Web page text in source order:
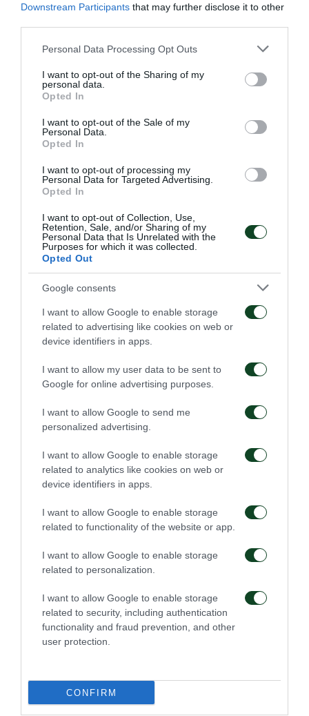
Downstream Participants that may further disclose it to other
Please note that this website/app uses one or more Google
not limited to your visit or usage behaviour. You may click to
grant or deny consent to Google and its third-party tags to
use your data for below specified purposes in below Google
consent section.
Personal Data Processing Opt Outs
I want to opt-out of the Sharing of my
personal data.
Opted In
I want to opt-out of the Sale of my
Personal Data.
Opted In
I want to opt-out of processing my
Personal Data for Targeted Advertising.
Opted In
I want to opt-out of Collection, Use,
Retention, Sale, and/or Sharing of my
Personal Data that Is Unrelated with the
Purposes for which it was collected.
Opted Out
Google consents
I want to allow Google to enable storage
related to advertising like cookies on web or
device identifiers in apps.
I want to allow my user data to be sent to
Google for online advertising purposes.
I want to allow Google to send me
personalized advertising.
I want to allow Google to enable storage
related to analytics like cookies on web or
device identifiers in apps.
I want to allow Google to enable storage
related to functionality of the website or app.
I want to allow Google to enable storage
related to personalization.
I want to allow Google to enable storage
related to security, including authentication
functionality and fraud prevention, and other
user protection.
CONFIRM
διαπιστωθεί παραβίαση των όρων του
παρόντος. Η ακύρωση/ανάκληση/
παρακράτηση της κάρτας διάρκειας της
και την ακύρωση/ανάκληση/παρακράτηση της
αντίστοιχης κάρτας στάθμευσης.
Ο χώρος παρέχεται ΜΟΝΟ για στάθμευση του
οχήματος του κάτοχου και όχι ΓΙΑ ΦΥΛΑΞΗ. Η
Π.Α.Ε. ΠΑΝΑΘΗΝΑΪΚΟΣ ουδεμία απολύτως
ευθύνη αστική η ποινική υπέχει για οποιαδήποτε
από οποιοδήποτε πρόσωπο, είτε από φυσικά
αίτια. Ενδεικτικά, και όχι περιοριστικά,
αναφέρονται οι ακόλουθες περιπτώσεις:
βανδαλισμός, ζημίες, σωματικές βλάβες,
απώλεια αντικείμενων.
Η Π.Α.Ε. ΠΑΝΑΘΗΝΑΪΚΟΣ διατηρεί το δικαίωμα
να επιφέρει αλλαγές στην οριοθέτηση των
χώρων στάθμευσης. Κανένα δικαίωμα
αποζημίωσης δεν παρέχεται στον κάτοχο
κάρτας στάθμευσης αν αποφασιστεί ο
στάθμευσης με
α. οποιοδήποτε νόμο διάταγμα υπουργική απόφαση
κανονιστική πράξη,
γ. Απόφαση της Διοικήσεως της Π.Α.Ε.
ΠΑΝΑΘΗΝΑΪΚΟΣ.
Σε περίπτωση αλλαγής της έδρας της Π.Α.Ε.
ΠΑΝΑΘΗΝΑΪΚΟΣ για έναν ή περισσότερους
περίοδο 2025 -2026 για οιονδήποτε λόγο, η
Π.Α.Ε. ΠΑΝΑΘΗΝΑΪΚΟΣ θα ορίσει αντίστοιχο